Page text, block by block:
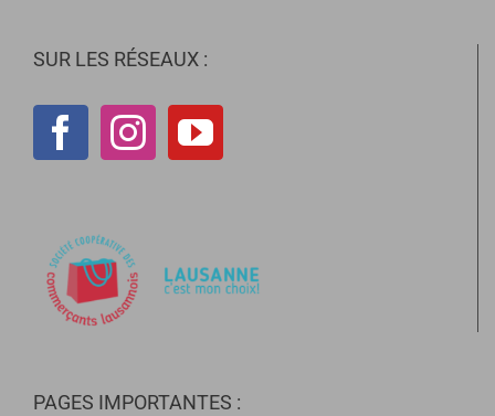
SUR LES RÉSEAUX :
PAGES IMPORTANTES :